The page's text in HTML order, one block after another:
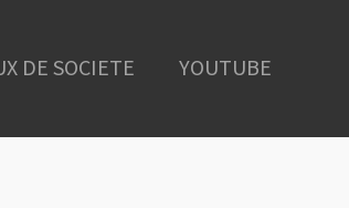
DE SOCIETE YOUTUBE